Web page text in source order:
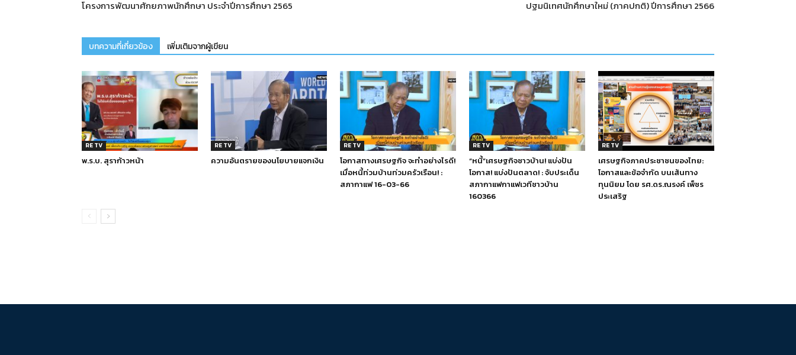
โครงการพัฒนาศักยภาพนักศึกษา ประจำปีการศึกษา 2565 ปฐมนิเทศนักศึกษาใหม่ (ภาคปกติ) ปีการศึกษา 2566
บทความที่เกี่ยวข้อง เพิ่มเติมจากผู้เขียน
RE TV
พ.ร.บ. สุราก้าวหน้า
RE TV
ความอันตรายของนโยบายแจกเงิน
RE TV
โอกาสทางเศรษฐกิจ จะทำอย่างไรดี!
เมื่อหนี้ท่วมบ้านท่วมครัวเรือน! :
สภากาแฟ 16-03-66
RE TV
“หนี้”เศรษฐกิจชาวบ้าน! แบ่งปัน
โอกาส! แบ่งปันตลาด! : จับประเด็น
สภากาแฟกาแฟเวทีชาวบ้าน
160366
RE TV
เศรษฐกิจภาคประชาชนของไทย:
โอกาสและข้อจำกัด บนเส้นทาง
ทุนนิยม โดย รศ.ดร.ณรงค์ เพ็ชร
ประเสริฐ